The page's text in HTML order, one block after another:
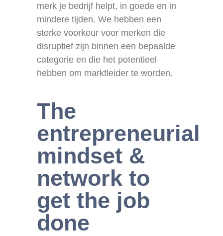
merk je bedrijf helpt, in goede en in
mindere tijden. We hebben een
sterke voorkeur voor merken die
disruptief zijn binnen een bepaalde
categorie en die het potentieel
hebben om marktleider te worden.
The
entrepreneurial
mindset &
network to
get the job
done